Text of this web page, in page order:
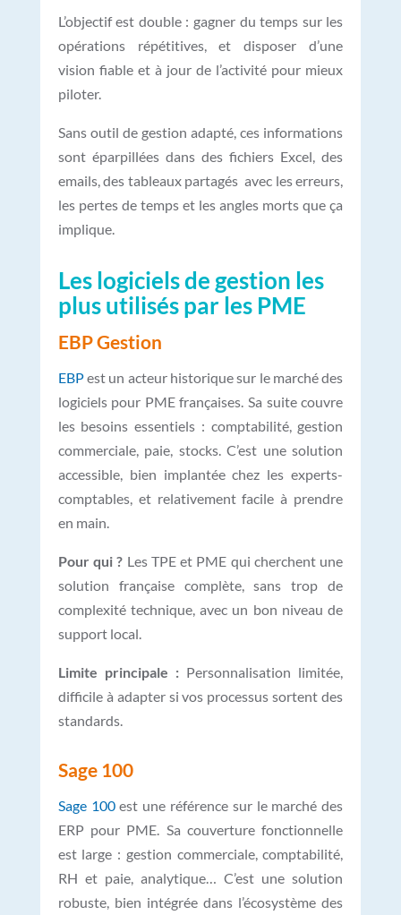
L’objectif est double : gagner du temps sur les
opérations répétitives, et disposer d’une
vision fiable et à jour de l’activité pour mieux
piloter.
Sans outil de gestion adapté, ces informations
sont éparpillées dans des fichiers Excel, des
emails, des tableaux partagés avec les erreurs,
les pertes de temps et les angles morts que ça
implique.
Les logiciels de gestion les
plus utilisés par les PME
EBP Gestion
EBPest un acteur historique sur le marché des
logiciels pour PME françaises. Sa suite couvre
les besoins essentiels : comptabilité, gestion
commerciale, paie, stocks. C’est une solution
accessible, bien implantée chez les experts-
comptables, et relativement facile à prendre
en main.
Pour qui ? Les TPE et PME qui cherchent une
solution française complète, sans trop de
complexité technique, avec un bon niveau de
support local.
Limite principale : Personnalisation limitée,
difficile à adapter si vos processus sortent des
standards.
Sage 100
Sage 100est une référence sur le marché des
ERP pour PME. Sa couverture fonctionnelle
est large : gestion commerciale, comptabilité,
RH et paie, analytique… C’est une solution
robuste, bien intégrée dans l’écosystème des